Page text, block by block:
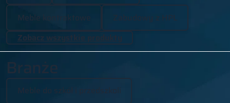
Meble kontraktowe
Zobacz wszystkie produkty
Branże
Meble do szkół i przedszkoli